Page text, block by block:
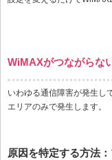
WiMAXがつながらな
いわゆる通信障害が発生し
エリアのみで発生します。
原因を特定する方法